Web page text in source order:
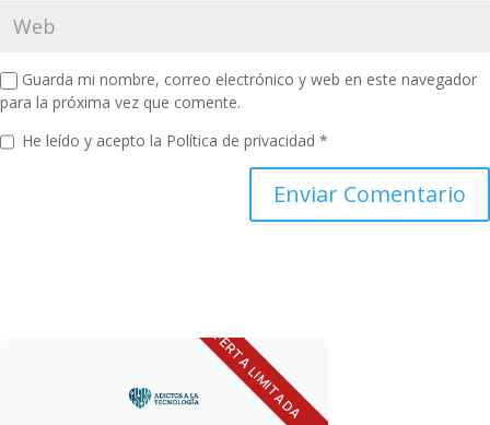
Guarda mi nombre, correo electrónico y web en este navegador
para la próxima vez que comente.
He leído y acepto la Política de privacidad *
OFERTA LIMITADA